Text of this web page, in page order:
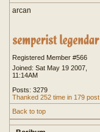
arcan
Registered Member #566
Joined: Sat May 19 2007,
11:14AM
Posts: 3279
Thanked 252 time in 179 post
Back to top